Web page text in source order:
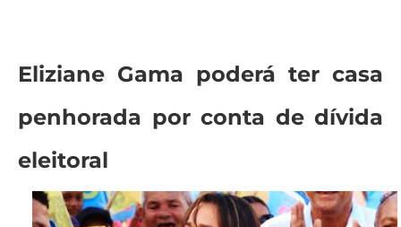
Eliziane Gama poderá ter casa
penhorada por conta de dívida
eleitoral